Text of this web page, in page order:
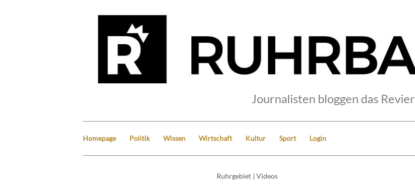
Journalisten bloggen das Revier
Homepage Politik Wissen Wirtschaft Kultur Sport Login
Ruhrgebiet | Videos